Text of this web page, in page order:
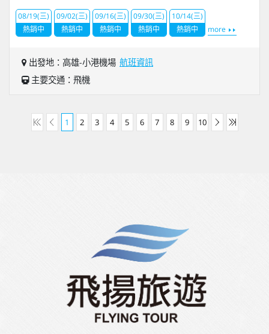
08/19(三)
熱銷中
09/02(三)
熱銷中
09/16(三)
熱銷中
09/30(三)
熱銷中
10/14(三)
熱銷中
more
出發地：高雄-小港機場 航班資訊
主要交通：飛機
1 2 3 4 5 6 7 8 9 10